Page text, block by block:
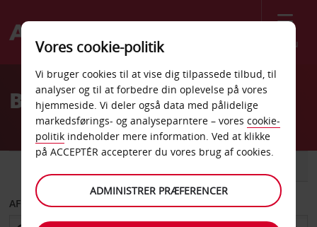
Menu
Welcome
AvisBilleje Vestaustralien
AFHENT FRA
Vores cookie-politik
Vi bruger cookies til at vise dig tilpassede tilbud, til
analyser og til at forbedre din oplevelse på vores
hjemmeside. Vi deler også data med pålidelige
markedsførings- og analyseparntere – vores cookie-
politik indeholder mere information. Ved at klikke
på ACCEPTÉR accepterer du vores brug af cookies.
ADMINISTRER PRÆFERENCER